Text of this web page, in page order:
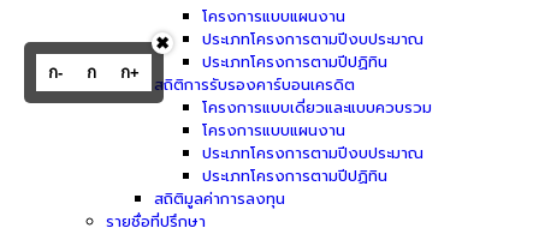
โครงการแบบแผนงาน
ประเภทโครงการตามปีงบประมาณ
ประเภทโครงการตามปีปฏิทิน
สถิติการรับรองคาร์บอนเครดิต
โครงการแบบเดี่ยวและแบบควบรวม
โครงการแบบแผนงาน
ประเภทโครงการตามปีงบประมาณ
ประเภทโครงการตามปีปฏิทิน
สถิติมูลค่าการลงทุน
รายชื่อที่ปรึกษา
ก- ก ก+
✖